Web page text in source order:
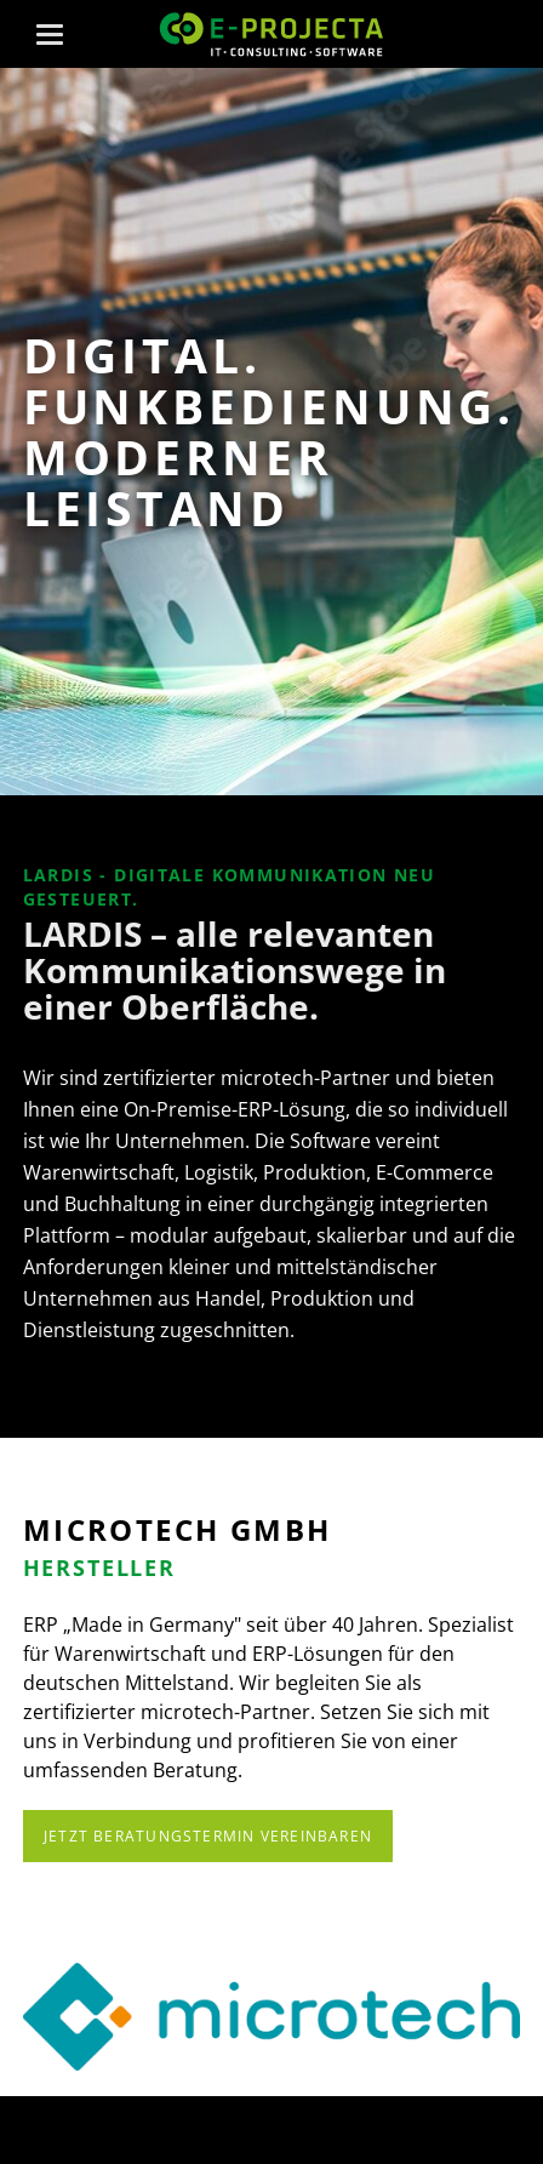
DIGITAL.
FUNKBEDIENUNG.
MODERNER
LEISTAND
LARDIS - DIGITALE KOMMUNIKATION NEU
GESTEUERT.
LARDIS – alle relevanten
Kommunikationswege in
einer Oberfläche.
Wir sind zertifizierter microtech-Partner und bieten
Ihnen eine On-Premise-ERP-Lösung, die so individuell
ist wie Ihr Unternehmen. Die Software vereint
Warenwirtschaft, Logistik, Produktion, E-Commerce
und Buchhaltung in einer durchgängig integrierten
Plattform – modular aufgebaut, skalierbar und auf die
Anforderungen kleiner und mittelständischer
Unternehmen aus Handel, Produktion und
Dienstleistung zugeschnitten.
MICROTECH GMBH
HERSTELLER
ERP „Made in Germany" seit über 40 Jahren. Spezialist
für Warenwirtschaft und ERP-Lösungen für den
deutschen Mittelstand. Wir begleiten Sie als
zertifizierter microtech-Partner. Setzen Sie sich mit
uns in Verbindung und profitieren Sie von einer
umfassenden Beratung.
JETZT BERATUNGSTERMIN VEREINBAREN